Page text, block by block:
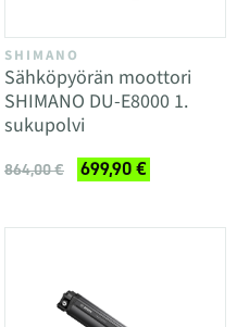
SHIMANO
Sähköpyörän moottori
SHIMANO DU-E8000 1.
sukupolvi
864,00 € 699,90 €